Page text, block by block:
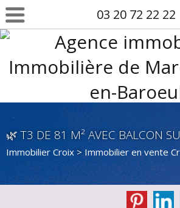
03 20 72 22 22
Immobilier Croix > Immobilier en vente